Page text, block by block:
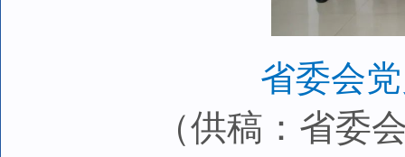
省委会
（供稿：省委会